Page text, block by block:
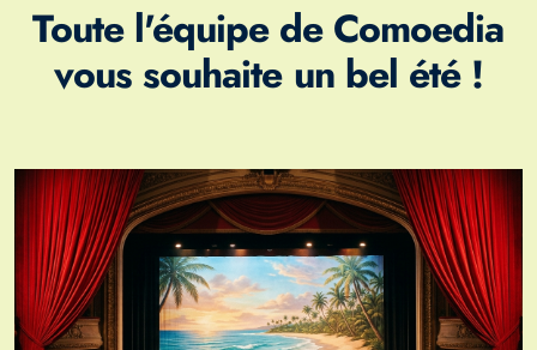
Toute l'équipe de Comoedia
vous souhaite un bel été !